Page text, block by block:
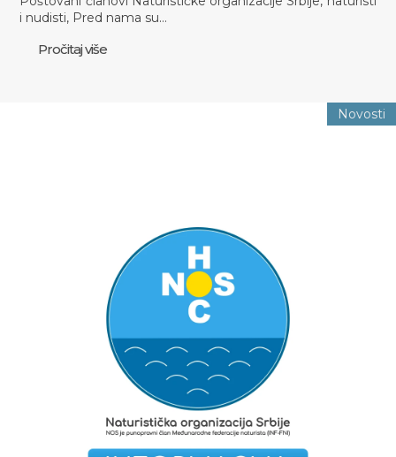
i nudisti, Pred nama su…
Pročitaj više
Novosti